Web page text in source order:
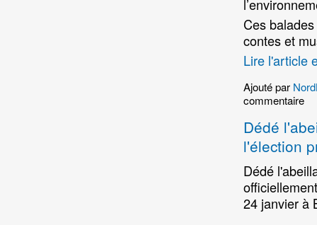
Ces
contes et
Lire l'article
Ajouté par
commentaire
Dédé
l'élection
Dédé
24 janvier à